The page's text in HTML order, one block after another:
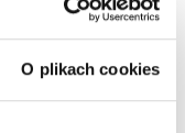
O plikach cookies
naczyniu. Na nich
pomidory. Wstaw do
40 minut. Makaron